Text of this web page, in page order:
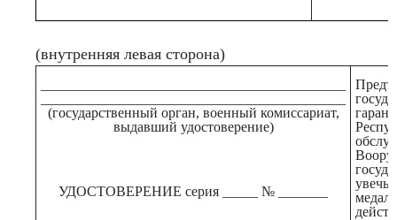
(внутренняя левая сторона)
(государственный орган, военный комиссариат,
выдавший удостоверение)
УДОСТОВЕРЕНИЕ серия _____ № _______